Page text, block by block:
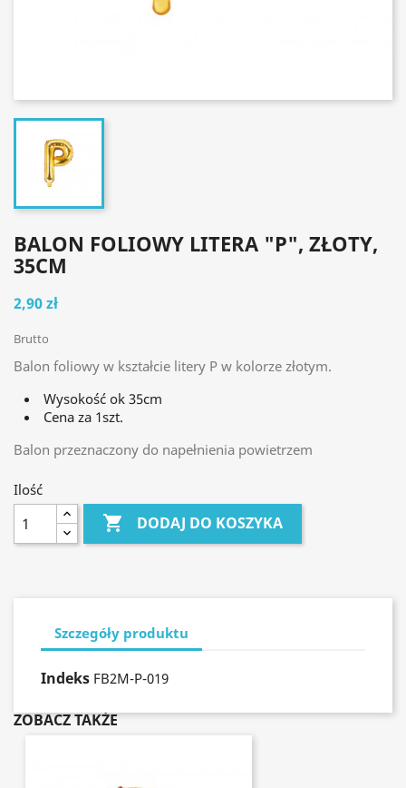
BALON FOLIOWY LITERA "P", ZŁOTY,
35CM
2,90 zł
Brutto
Balon foliowy w kształcie litery P w kolorze złotym.
Wysokość ok 35cm
Cena za 1szt.
Balon przeznaczony do napełnienia powietrzem
Ilość
 DODAJ DO KOSZYKA
Szczegóły produktu
Indeks FB2M-P-019
ZOBACZ TAKŻE